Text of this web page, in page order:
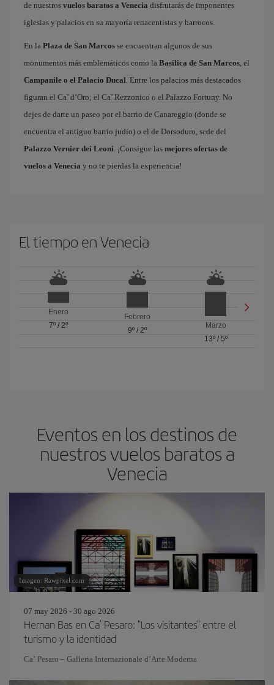
de nuestros vuelos baratos a Venecia disfrutarás de imponentes
iglesias y palacios en su mayoría renacentistas y barrocos.
En la Plaza de San Marcos se encuentran algunos de sus
monumentos más emblemáticos como la Basílica de San Marcos, el
Campanile o el Palacio Ducal. Entre los palacios más destacados
figuran el Ca’ d’Oro; el Ca’ Rezzonico o el Palazzo Fortuny. No
dejes de darte un paseo por el barrio de Canareggio (donde se
encuentra el antiguo barrio judío) o el de Dorsoduro, sede del
Palazzo Vernier dei Leoni. ¡Consigue las mejores ofertas de
vuelos a Venecia y no te pierdas la experiencia!
El tiempo en Venecia
Enero
7º/ 2º
Febrero
9º/ 2º
Marzo
13º/ 5º
Eventos en los destinos de
nuestros vuelos baratos a
Venecia
Imagen: Rawpixel.com
07 may 2026 - 30 ago 2026
Hernan Bas en Ca’ Pesaro: "Los visitantes" entre el
turismo y la identidad
Ca’ Pesaro – Galleria Internazionale d’Arte Moderna